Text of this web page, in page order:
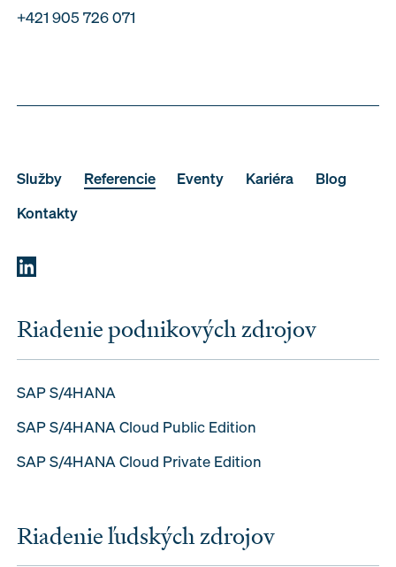
+421 905 726 071
Služby Referencie Eventy Kariéra
Blog
Kontakty
Riadenie podnikových zdrojov
SAP S/4HANA
SAP S/4HANA Cloud Public Edition
SAP S/4HANA Cloud Private Edition
Riadenie ľudských zdrojov